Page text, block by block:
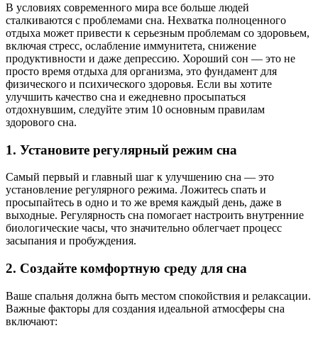
В условиях современного мира все больше людей
сталкиваются с проблемами сна. Нехватка полноценного
отдыха может привести к серьезным проблемам со здоровьем,
включая стресс, ослабление иммунитета, снижение
продуктивности и даже депрессию. Хороший сон — это не
просто время отдыха для организма, это фундамент для
физического и психического здоровья. Если вы хотите
улучшить качество сна и ежедневно просыпаться
отдохнувшим, следуйте этим 10 основным правилам
здорового сна.
1. Установите регулярный режим сна
Самый первый и главный шаг к улучшению сна — это
установление регулярного режима. Ложитесь спать и
просыпайтесь в одно и то же время каждый день, даже в
выходные. Регулярность сна помогает настроить внутренние
биологические часы, что значительно облегчает процесс
засыпания и пробуждения.
2. Создайте комфортную среду для сна
Ваше спальня должна быть местом спокойствия и релаксации.
Важные факторы для создания идеальной атмосферы сна
включают: